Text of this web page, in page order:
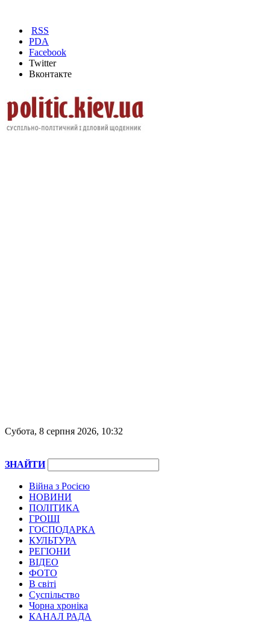
RSS
PDA
Facebook
Twitter
Вконтакте
Субота, 8 серпня 2026, 10:32
ЗНАЙТИ
Війна з Росією
НОВИНИ
ПОЛІТИКА
ГРОШІ
ГОСПОДАРКА
КУЛЬТУРА
РЕГІОНИ
ВІДЕО
ФОТО
В світі
Суспільство
Чорна хроніка
КАНАЛ РАДА